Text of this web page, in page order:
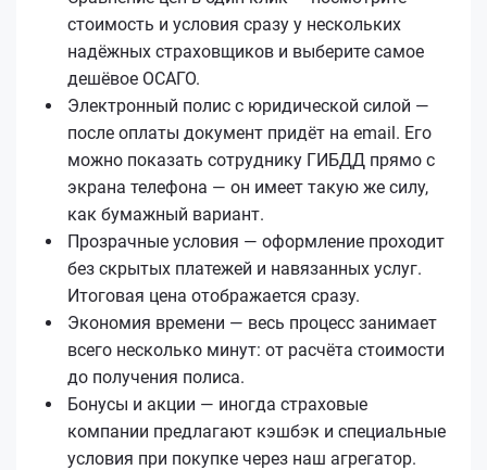
стоимость и условия сразу у нескольких
надёжных страховщиков и выберите самое
дешёвое ОСАГО.
Электронный полис с юридической силой —
после оплаты документ придёт на email. Его
можно показать сотруднику ГИБДД прямо с
экрана телефона — он имеет такую же силу,
как бумажный вариант.
Прозрачные условия — оформление проходит
без скрытых платежей и навязанных услуг.
Итоговая цена отображается сразу.
Экономия времени — весь процесс занимает
всего несколько минут: от расчёта стоимости
до получения полиса.
Бонусы и акции — иногда страховые
компании предлагают кэшбэк и специальные
условия при покупке через наш агрегатор.